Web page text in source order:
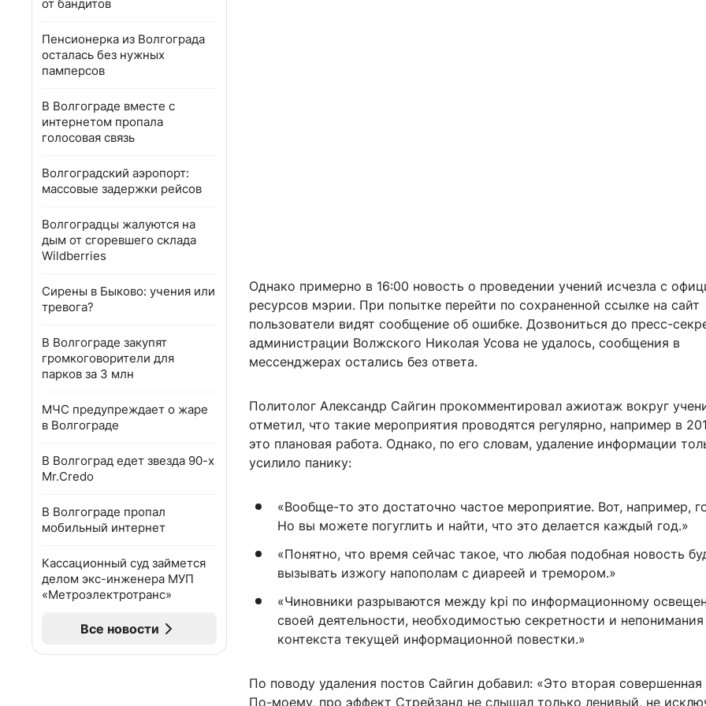
от бандитов
Пенсионерка из Волгограда
осталась без нужных
памперсов
В Волгограде вместе с
интернетом пропала
голосовая связь
Волгоградский аэропорт:
массовые задержки рейсов
Волгоградцы жалуются на
дым от сгоревшего склада
Wildberries
Сирены в Быково: учения или
тревога?
В Волгограде закупят
громкоговорители для
парков за 3 млн
МЧС предупреждает о жаре
в Волгограде
В Волгоград едет звезда 90-х
Mr.Credo
В Волгограде пропал
мобильный интернет
Кассационный суд займется
делом экс-инженера МУП
«Метроэлектротранс»
Все новости
Однако примерно в 16:00 новость о проведении учений исчезла с
ресурсов мэрии. При попытке перейти по сохраненной ссылке на сайт
пользователи видят сообщение об ошибке. Дозвониться до пресс-
администрации Волжского Николая Усова не удалось, сообщения в
мессенджерах остались без ответа.
Политолог Александр Сайгин прокомментировал ажиотаж вокруг
отметил, что такие мероприятия проводятся регулярно, например в
это плановая работа. Однако, по его словам, удаление информации
усилило панику:
«Вообще-то это достаточно частое мероприятие. Вот, например,
Но вы можете погуглить и найти, что это делается каждый год.»
«Понятно, что время сейчас такое, что любая подобная новость
вызывать изжогу напополам с диареей и тремором.»
«Чиновники разрываются между kpi по информационному
своей деятельности, необходимостью секретности и непонимания
контекста текущей информационной повестки.»
По поводу удаления постов Сайгин добавил: «Это вторая совершенная
По-моему, про эффект Стрейзанд не слышал только ленивый, не